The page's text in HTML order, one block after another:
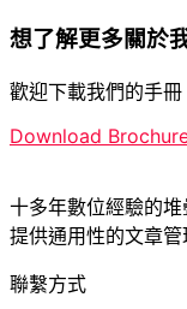
想了解更多關於
歡迎下載我們的手冊
Download
十多年數位經驗的
提供通用性的文章
聯繫方式